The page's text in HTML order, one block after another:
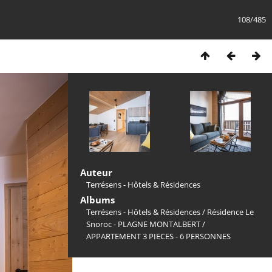
108/485
Auteur
Terrésens - Hôtels & Résidences
Albums
Terrésens - Hôtels & Résidences/ Résidence Le
Snoroc - PLAGNE MONTALBERT/
APPARTEMENT 3 PIECES - 6 PERSONNES